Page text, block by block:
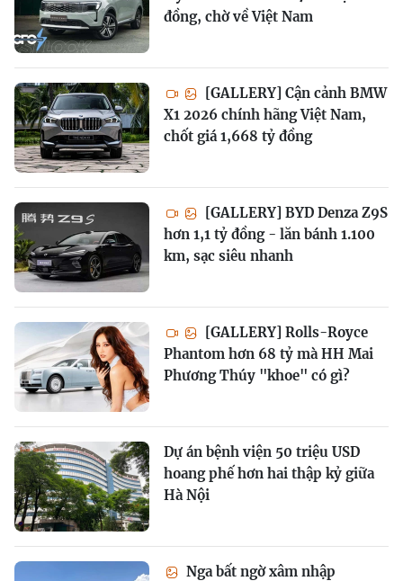
đồng, chờ về Việt Nam
[GALLERY] Cận cảnh BMW
X1 2026 chính hãng Việt Nam,
chốt giá 1,668 tỷ đồng
[GALLERY] BYD Denza Z9S
hơn 1,1 tỷ đồng - lăn bánh 1.100
km, sạc siêu nhanh
[GALLERY] Rolls-Royce
Phantom hơn 68 tỷ mà HH Mai
Phương Thúy "khoe" có gì?
Dự án bệnh viện 50 triệu USD
hoang phế hơn hai thập kỷ giữa
Hà Nội
Nga bất ngờ xâm nhập